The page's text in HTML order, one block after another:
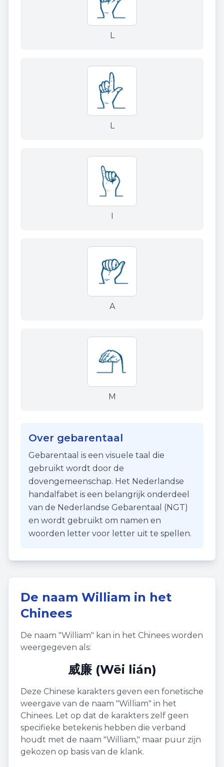
L
L
I
A
M
Over gebarentaal
Gebarentaal is een visuele taal die
gebruikt wordt door de
dovengemeenschap. Het Nederlandse
handalfabet is een belangrijk onderdeel
van de Nederlandse Gebarentaal (NGT)
en wordt gebruikt om namen en
woorden letter voor letter uit te spellen.
De naam William in het
Chinees
De naam "William" kan in het Chinees worden
weergegeven als:
威廉 (Wēi lián)
Deze Chinese karakters geven een fonetische
weergave van de naam "William" in het
Chinees. Let op dat de karakters zelf geen
specifieke betekenis hebben die verband
houdt met de naam "William," maar puur zijn
gekozen op basis van de klank.